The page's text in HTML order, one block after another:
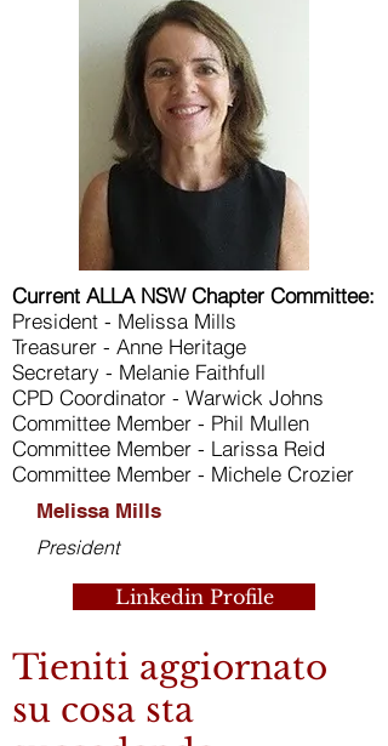
Current ALLA NSW Chapter Committee:
President - Melissa Mills
Treasurer - Anne Heritage
Secretary - Melanie Faithfull
CPD Coordinator - Warwick Johns
Committee Member - Phil Mullen
Committee Member - Larissa Reid
Committee Member - Michele Crozier
Melissa Mills
President
Linkedin Profile
Tieniti aggiornato
su cosa sta